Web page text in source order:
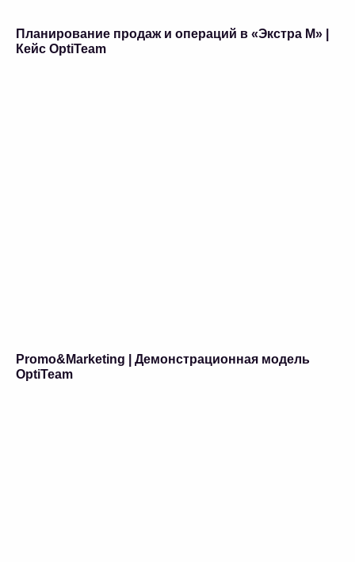
Планирование продаж и операций в «Экстра М» |
Кейс OptiTeam
Promo&Marketing | Демонстрационная модель
OptiTeam